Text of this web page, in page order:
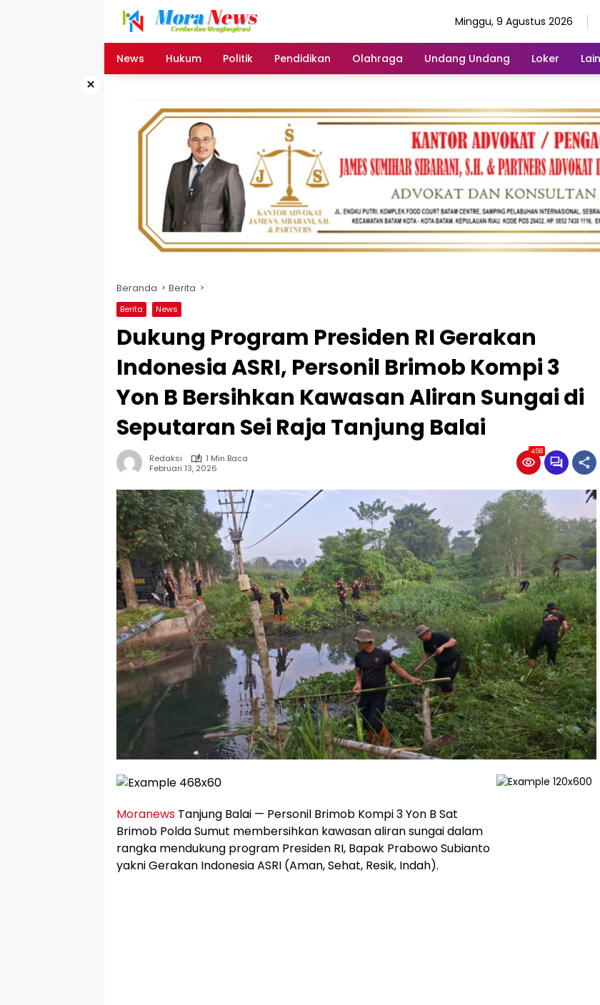
Minggu, 9 Agustus 2026
News Hukum Politik Pendidikan Olahraga Undang Undang Loker
×
Beranda Berita
Berita News
Dukung Program Presiden RI Gerakan
Indonesia ASRI, Personil Brimob Kompi 3
Yon B Bersihkan Kawasan Aliran Sungai di
Seputaran Sei Raja Tanjung Balai
Redaksi
1 Min Baca
Februari 13, 2026
458
Moranews Tanjung Balai — Personil Brimob Kompi 3 Yon B Sat
Brimob Polda Sumut membersihkan kawasan aliran sungai dalam
rangka mendukung program Presiden RI, Bapak Prabowo Subianto
yakni Gerakan Indonesia ASRI (Aman, Sehat, Resik, Indah).